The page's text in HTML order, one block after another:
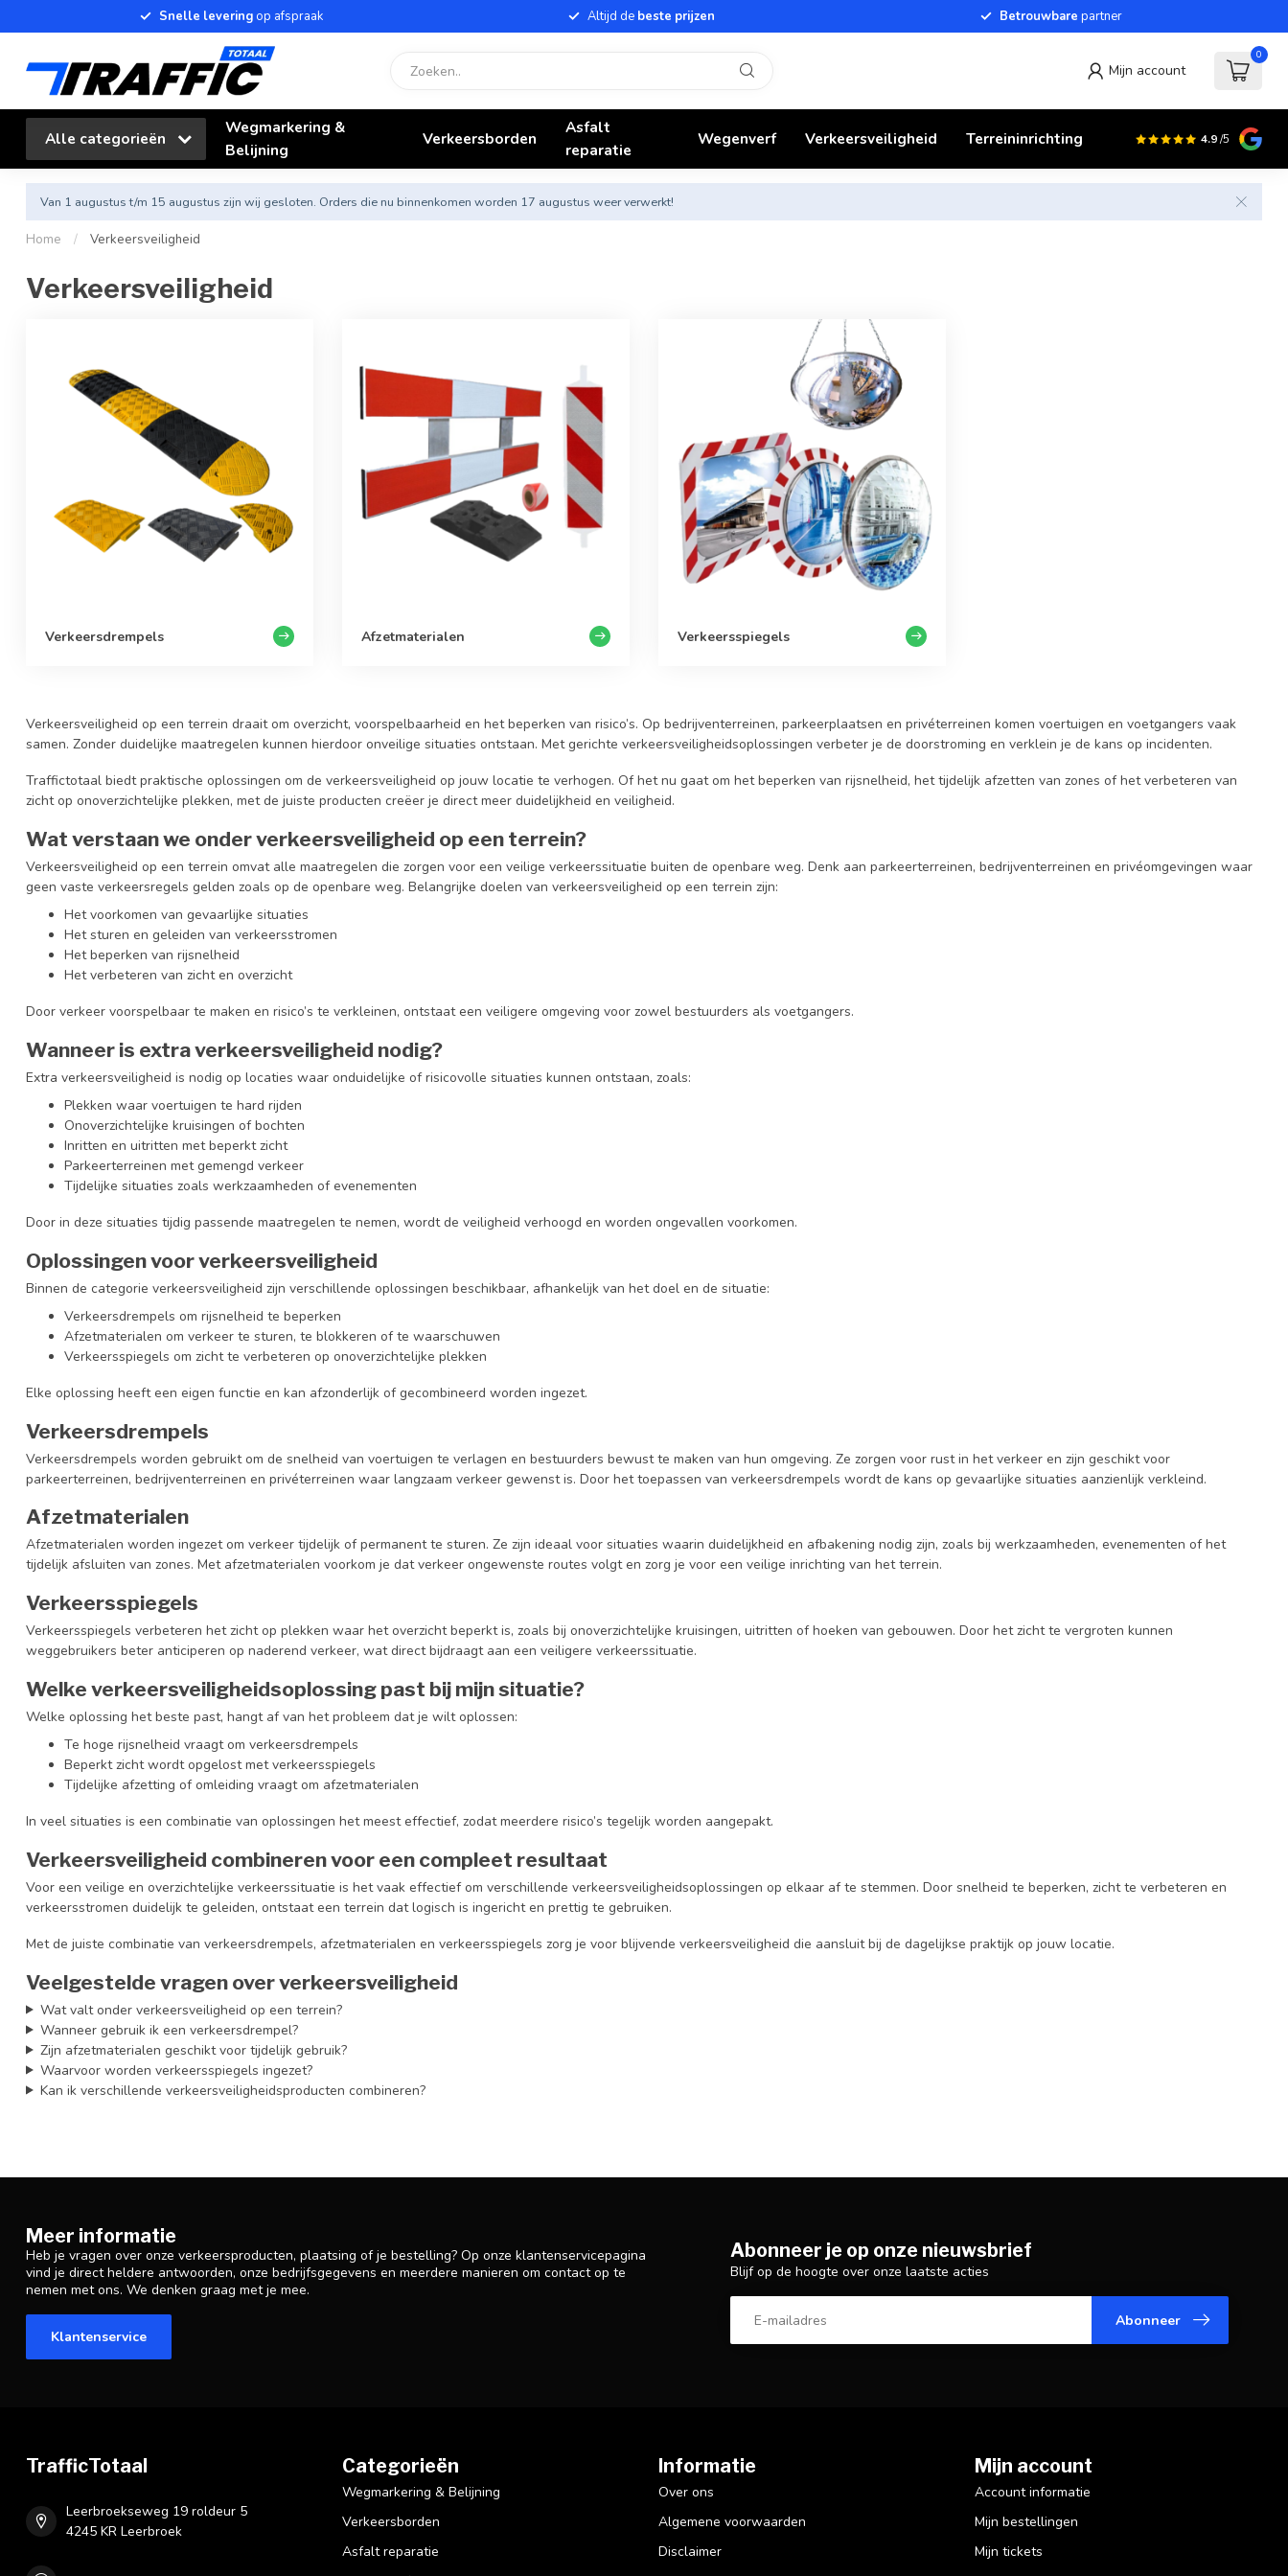
Snelle leveringop afspraak Altijd de beste prijzen Betrouwbare partner
Mijn account
0
Alle categorieën
Wegmarkering &
Belijning
Verkeersborden
Asfalt
reparatie
Wegenverf Verkeersveiligheid Terreininrichting 4.9/5
Van 1 augustus t/m 15 augustus zijn wij gesloten. Orders die nu binnenkomen worden 17 augustus weer verwerkt!
Home / Verkeersveiligheid
Verkeersveiligheid
Verkeersdrempels Afzetmaterialen Verkeersspiegels
Verkeersveiligheid op een terrein draait om overzicht, voorspelbaarheid en het beperken van risico’s. Op bedrijventerreinen, parkeerplaatsen en privéterreinen komen voertuigen en voetgangers vaak
samen. Zonder duidelijke maatregelen kunnen hierdoor onveilige situaties ontstaan. Met gerichte verkeersveiligheidsoplossingen verbeter je de doorstroming en verklein je de kans op incidenten.
Traffictotaal biedt praktische oplossingen om de verkeersveiligheid op jouw locatie te verhogen. Of het nu gaat om het beperken van rijsnelheid, het tijdelijk afzetten van zones of het verbeteren van
zicht op onoverzichtelijke plekken, met de juiste producten creëer je direct meer duidelijkheid en veiligheid.
Wat verstaan we onder verkeersveiligheid op een terrein?
Verkeersveiligheid op een terrein omvat alle maatregelen die zorgen voor een veilige verkeerssituatie buiten de openbare weg. Denk aan parkeerterreinen, bedrijventerreinen en privéomgevingen waar
geen vaste verkeersregels gelden zoals op de openbare weg. Belangrijke doelen van verkeersveiligheid op een terrein zijn:
Het voorkomen van gevaarlijke situaties
Het sturen en geleiden van verkeersstromen
Het beperken van rijsnelheid
Het verbeteren van zicht en overzicht
Door verkeer voorspelbaar te maken en risico’s te verkleinen, ontstaat een veiligere omgeving voor zowel bestuurders als voetgangers.
Wanneer is extra verkeersveiligheid nodig?
Extra verkeersveiligheid is nodig op locaties waar onduidelijke of risicovolle situaties kunnen ontstaan, zoals:
Plekken waar voertuigen te hard rijden
Onoverzichtelijke kruisingen of bochten
Inritten en uitritten met beperkt zicht
Parkeerterreinen met gemengd verkeer
Tijdelijke situaties zoals werkzaamheden of evenementen
Door in deze situaties tijdig passende maatregelen te nemen, wordt de veiligheid verhoogd en worden ongevallen voorkomen.
Oplossingen voor verkeersveiligheid
Binnen de categorie verkeersveiligheid zijn verschillende oplossingen beschikbaar, afhankelijk van het doel en de situatie:
Verkeersdrempels om rijsnelheid te beperken
Afzetmaterialen om verkeer te sturen, te blokkeren of te waarschuwen
Verkeersspiegels om zicht te verbeteren op onoverzichtelijke plekken
Elke oplossing heeft een eigen functie en kan afzonderlijk of gecombineerd worden ingezet.
Verkeersdrempels
Verkeersdrempels worden gebruikt om de snelheid van voertuigen te verlagen en bestuurders bewust te maken van hun omgeving. Ze zorgen voor rust in het verkeer en zijn geschikt voor
parkeerterreinen, bedrijventerreinen en privéterreinen waar langzaam verkeer gewenst is. Door het toepassen van verkeersdrempels wordt de kans op gevaarlijke situaties aanzienlijk verkleind.
Afzetmaterialen
Afzetmaterialen worden ingezet om verkeer tijdelijk of permanent te sturen. Ze zijn ideaal voor situaties waarin duidelijkheid en afbakening nodig zijn, zoals bij werkzaamheden, evenementen of het
tijdelijk afsluiten van zones. Met afzetmaterialen voorkom je dat verkeer ongewenste routes volgt en zorg je voor een veilige inrichting van het terrein.
Verkeersspiegels
Verkeersspiegels verbeteren het zicht op plekken waar het overzicht beperkt is, zoals bij onoverzichtelijke kruisingen, uitritten of hoeken van gebouwen. Door het zicht te vergroten kunnen
weggebruikers beter anticiperen op naderend verkeer, wat direct bijdraagt aan een veiligere verkeerssituatie.
Welke verkeersveiligheidsoplossing past bij mijn situatie?
Welke oplossing het beste past, hangt af van het probleem dat je wilt oplossen:
Te hoge rijsnelheid vraagt om verkeersdrempels
Beperkt zicht wordt opgelost met verkeersspiegels
Tijdelijke afzetting of omleiding vraagt om afzetmaterialen
In veel situaties is een combinatie van oplossingen het meest effectief, zodat meerdere risico’s tegelijk worden aangepakt.
Verkeersveiligheid combineren voor een compleet resultaat
Voor een veilige en overzichtelijke verkeerssituatie is het vaak effectief om verschillende verkeersveiligheidsoplossingen op elkaar af te stemmen. Door snelheid te beperken, zicht te verbeteren en
verkeersstromen duidelijk te geleiden, ontstaat een terrein dat logisch is ingericht en prettig te gebruiken.
Met de juiste combinatie van verkeersdrempels, afzetmaterialen en verkeersspiegels zorg je voor blijvende verkeersveiligheid die aansluit bij de dagelijkse praktijk op jouw locatie.
Veelgestelde vragen over verkeersveiligheid
Wat valt onder verkeersveiligheid op een terrein?
Wanneer gebruik ik een verkeersdrempel?
Zijn afzetmaterialen geschikt voor tijdelijk gebruik?
Waarvoor worden verkeersspiegels ingezet?
Kan ik verschillende verkeersveiligheidsproducten combineren?
Meer informatie
Heb je vragen over onze verkeersproducten, plaatsing of je bestelling? Op onze klantenservicepagina
vind je direct heldere antwoorden, onze bedrijfsgegevens en meerdere manieren om contact op te
nemen met ons. We denken graag met je mee.
Klantenservice
Abonneer je op onze nieuwsbrief
Blijf op de hoogte over onze laatste acties
Abonneer
TrafficTotaal
Leerbroekseweg 19 roldeur 5
4245 KR Leerbroek
Categorieën
Wegmarkering & Belijning
Verkeersborden
Asfalt reparatie
Informatie
Over ons
Algemene voorwaarden
Disclaimer
Mijn account
Account informatie
Mijn bestellingen
Mijn tickets